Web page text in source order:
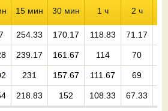
15 мин 30 мин 1 ч 2 ч
254.33 170.17 118.83 71.17
239.17 161.67 114 70
231 157.67 111.67 69
218.83 152 108.33 67.33